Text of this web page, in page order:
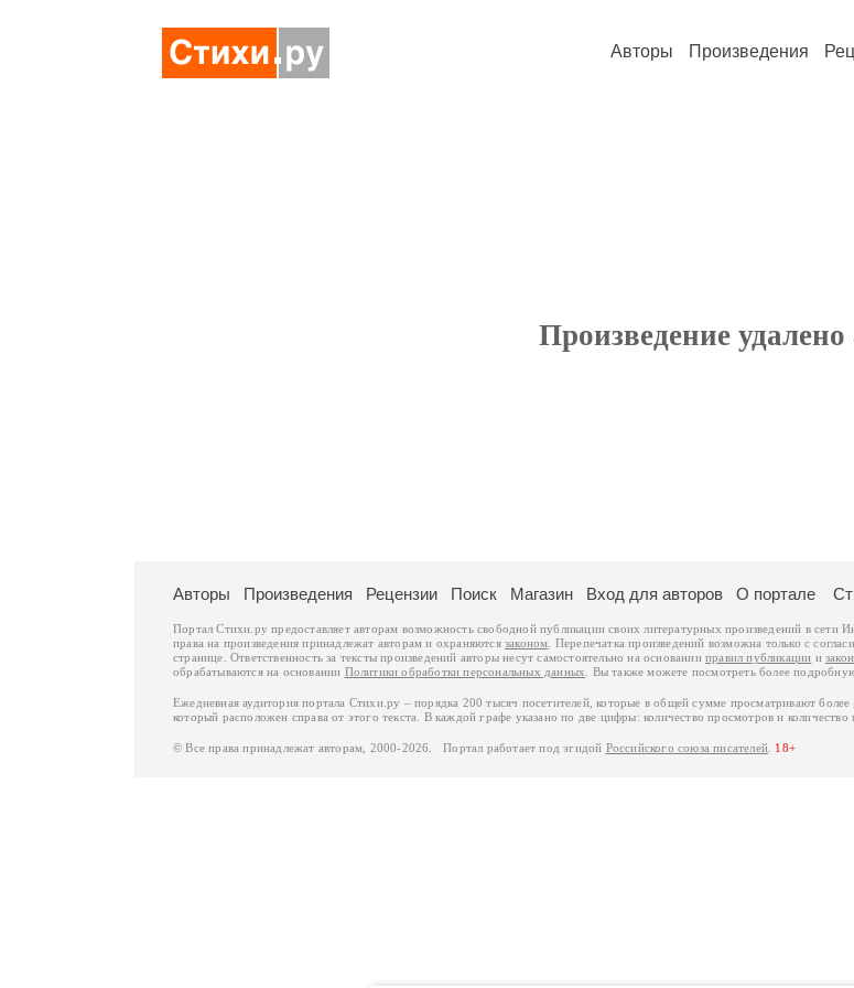
Авторы Произведения
Произведение
Авторы Произведения Рецензии Поиск Магазин Вход для авторов О портале
Портал Стихи.ру предоставляет авторам возможность свободной публикации своих литературных произведений в сети
права на произведения принадлежат авторам и охраняются законом . Перепечатка произведений возможна только с
странице. Ответственность за тексты произведений авторы несут самостоятельно на основанииправил публикации и
обрабатываются на основании Политики обработки персональных данных . Вы также можете посмотреть более
Ежедневная аудитория портала Стихи.ру – порядка 200 тысяч посетителей, которые в общей сумме просматривают
который расположен справа от этого текста. В каждой графе указано по две цифры: количество просмотров и количество
© Все права принадлежат авторам, 2000-2026. Портал работает под эгидой Российского союза писателей 18+